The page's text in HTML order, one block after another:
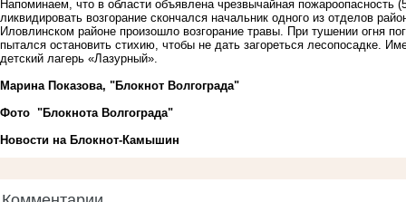
Напоминаем, что в области объявлена чрезвычайная пожароопасность
ликвидировать возгорание скончался начальник одного из отделов
Иловлинском районе произошло возгорание травы. При тушении огня
пытался остановить стихию, чтобы не дать загореться лесопосадке.
детский лагерь «Лазурный».
Марина Показова, "Блокнот Волгограда"
Фото "Блокнота Волгограда"
Новости на Блoкнoт-Камышин